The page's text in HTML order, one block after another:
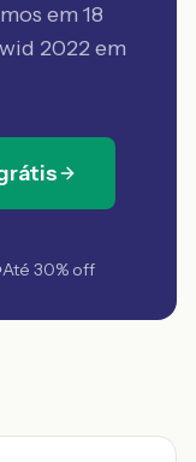
em 18
2022 em
Até 30% off